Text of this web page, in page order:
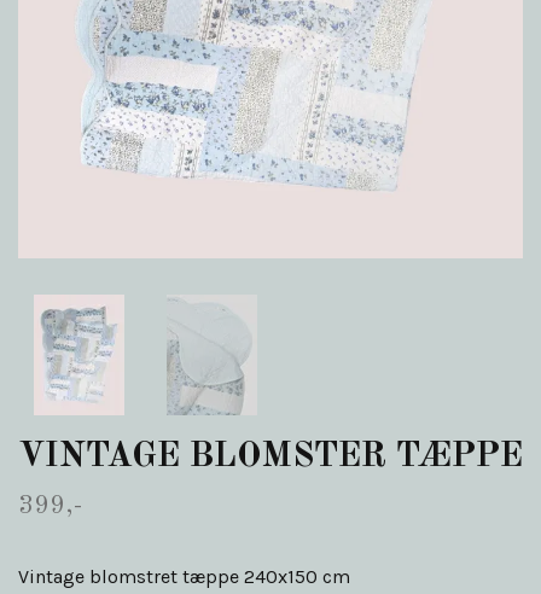
VINTAGE BLOMSTER TÆPPE
399,-
Vintage blomstret tæppe 240x150 cm